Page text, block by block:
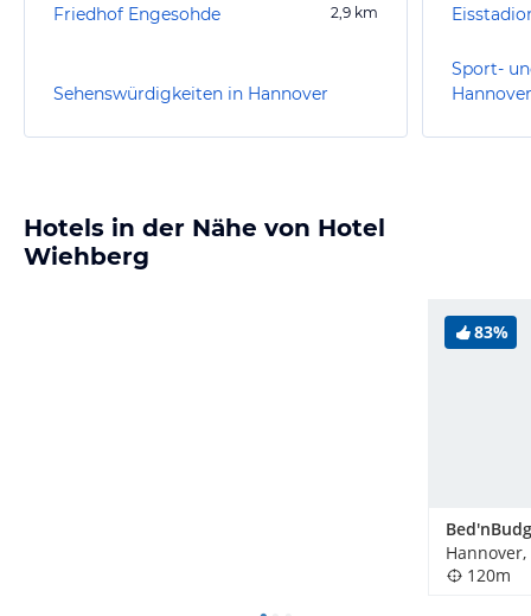
Friedhof Engesohde 2,9 km
Sehenswürdigkeiten in Hannover
Sport-
Hannover
Hotels in der Nähe von Hotel
Wiehberg
83%
120m